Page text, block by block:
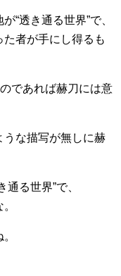
“透き通る世界”で、
者が手にし得るも
であれば赫刀には意
うな描写が無しに赫
る世界”で、